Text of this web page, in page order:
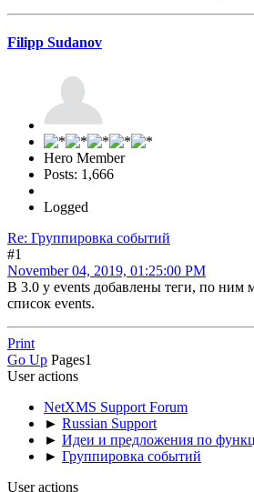
Filipp Sudanov
Hero Member
Posts: 1,666
Logged
Re: Группировка событий
#1
November 04, 2019, 01:25:00 PM
В 3.0 у events добавлены теги, по ним
список events.
Print
Go Up Pages1
User actions
NetXMS Support Forum
► Russian Support
► Идеи и предложения по
► Группировка событий
User actions